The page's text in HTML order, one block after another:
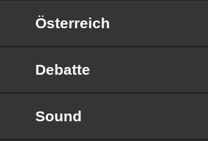
Österreich
Debatte
Sound